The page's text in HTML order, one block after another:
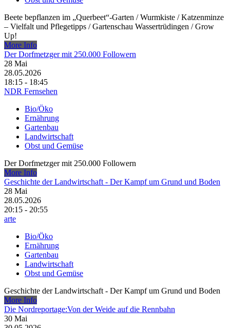
Beete bepflanzen im „Querbeet“-Garten /​ Wurmkiste /​ Katzenminze
– Vielfalt und Pflegetipps /​ Gartenschau Wassertrüdingen /​ Grow
Up!
More Info
Der Dorfmetzger mit 250.000 Followern
28 Mai
28.05.2026
18:15 - 18:45
NDR Fernsehen
Bio/Öko
Ernährung
Gartenbau
Landwirtschaft
Obst und Gemüse
Der Dorfmetzger mit 250.000 Followern
More Info
Geschichte der Landwirtschaft - Der Kampf um Grund und Boden
28 Mai
28.05.2026
20:15 - 20:55
arte
Bio/Öko
Ernährung
Gartenbau
Landwirtschaft
Obst und Gemüse
Geschichte der Landwirtschaft - Der Kampf um Grund und Boden
More Info
Die Nordreportage:Von der Weide auf die Rennbahn
30 Mai